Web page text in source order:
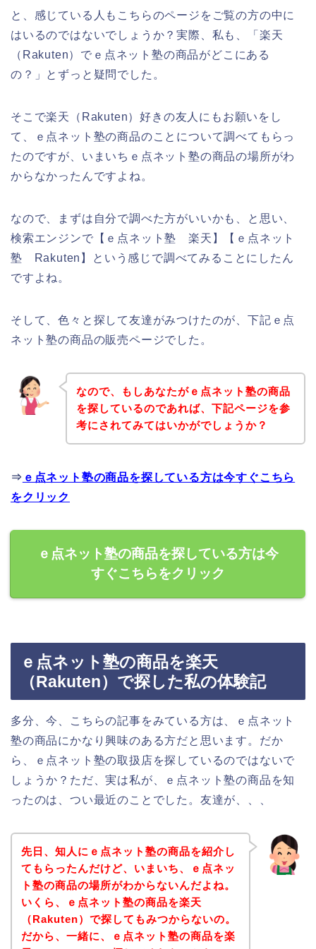
と、感じている人もこちらのページをご覧の方の中に
はいるのではないでしょうか？実際、私も、「楽天
（Rakuten）でｅ点ネット塾の商品がどこにある
の？」とずっと疑問でした。
そこで楽天（Rakuten）好きの友人にもお願いをし
て、ｅ点ネット塾の商品のことについて調べてもらっ
たのですが、いまいちｅ点ネット塾の商品の場所がわ
からなかったんですよね。
なので、まずは自分で調べた方がいいかも、と思い、
検索エンジンで【ｅ点ネット塾 楽天】【ｅ点ネット
塾 Rakuten】という感じで調べてみることにしたん
ですよね。
そして、色々と探して友達がみつけたのが、下記ｅ点
ネット塾の商品の販売ページでした。
なので、もしあなたがｅ点ネット塾の商品
を探しているのであれば、下記ページを参
考にされてみてはいかがでしょうか？
⇒ ｅ点ネット塾の商品を探している方は今すぐこちら
をクリック
ｅ点ネット塾の商品を探している方は今
すぐこちらをクリック
ｅ点ネット塾の商品を楽天
（Rakuten）で探した私の体験記
多分、今、こちらの記事をみている方は、ｅ点ネット
塾の商品にかなり興味のある方だと思います。だか
ら、ｅ点ネット塾の取扱店を探しているのではないで
しょうか？ただ、実は私が、ｅ点ネット塾の商品を知
ったのは、つい最近のことでした。友達が、、、
先日、知人にｅ点ネット塾の商品を紹介し
てもらったんだけど、いまいち、ｅ点ネッ
ト塾の商品の場所がわからないんだよね。
いくら、ｅ点ネット塾の商品を楽天
（Rakuten）で探してもみつからないの。
だから、一緒に、ｅ点ネット塾の商品を楽